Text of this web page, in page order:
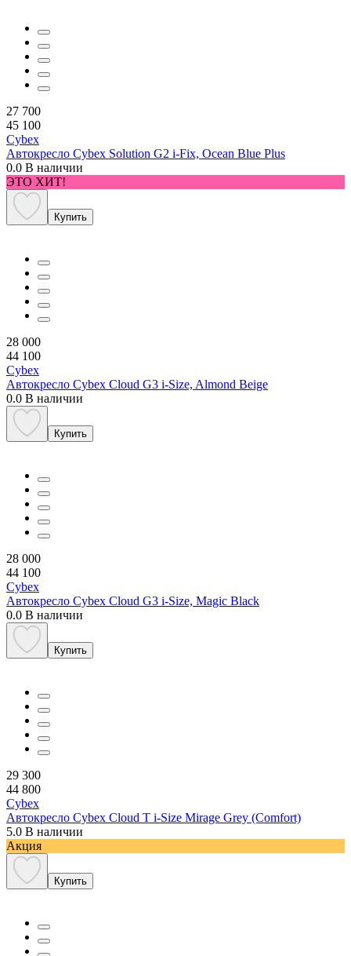
27 700
45 100
Cybex
Автокресло Cybex Solution G2 i-Fix, Ocean Blue Plus
0.0 В наличии
ЭТО ХИТ!
Купить
28 000
44 100
Cybex
Автокресло Cybex Cloud G3 i-Size, Almond Beige
0.0 В наличии
Купить
28 000
44 100
Cybex
Автокресло Cybex Cloud G3 i-Size, Magic Black
0.0 В наличии
Купить
29 300
44 800
Cybex
Автокресло Cybex Cloud T i-Size Mirage Grey (Comfort)
5.0 В наличии
Акция
Купить